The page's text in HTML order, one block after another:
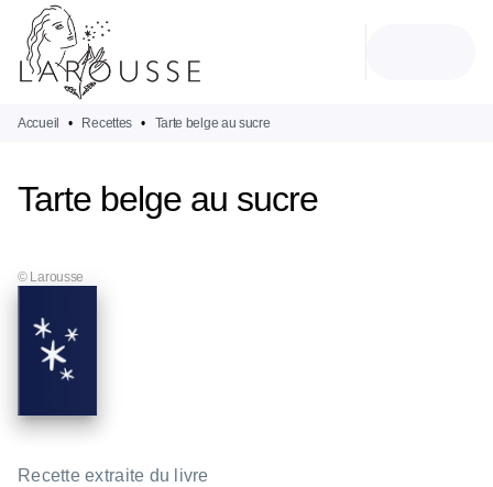
MENU
PIED DE PAGE
Accueil • Recettes • Tarte belge au sucre
Tarte belge au sucre
© Larousse
Recette extraite du livre